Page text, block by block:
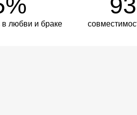
в любви и браке